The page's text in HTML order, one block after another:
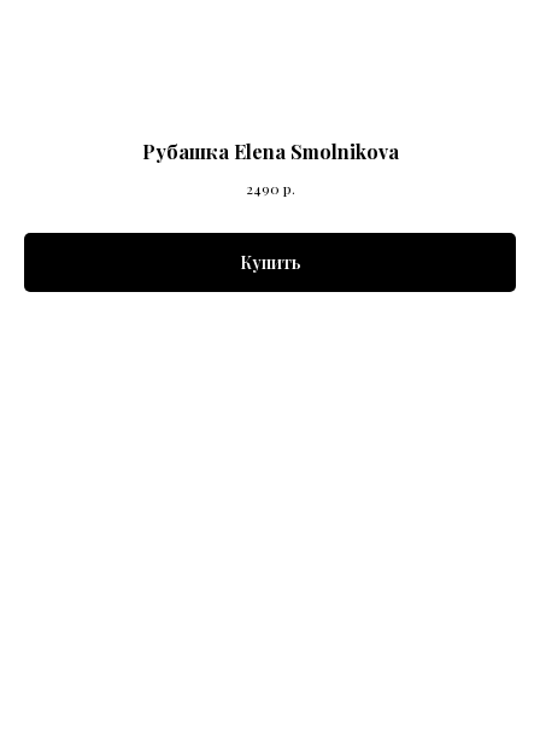
Рубашка Elena Smolnikova
2490 р.
Купить